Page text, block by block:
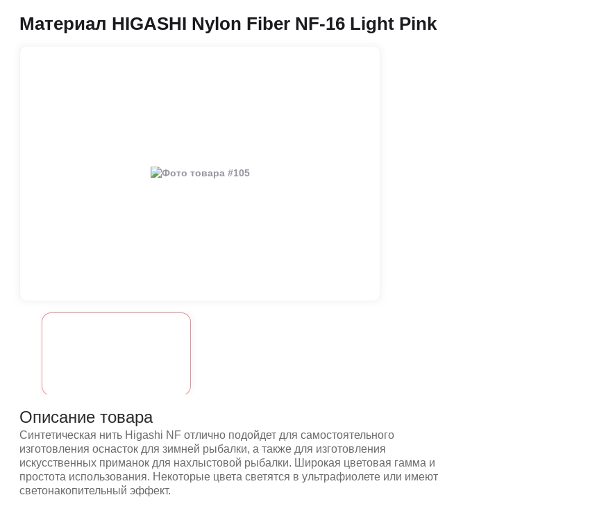
Материал HIGASHI Nylon Fiber NF-16 Light Pink
Описание товара
Синтетическая нить Higashi NF отлично подойдет для самостоятельного
изготовления оснасток для зимней рыбалки, а также для изготовления
искусственных приманок для нахлыстовой рыбалки. Широкая цветовая гамма и
простота использования. Некоторые цвета светятся в ультрафиолете или имеют
светонакопительный эффект.